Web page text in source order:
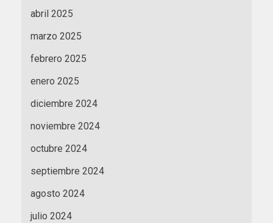
abril 2025
marzo 2025
febrero 2025
enero 2025
diciembre 2024
noviembre 2024
octubre 2024
septiembre 2024
agosto 2024
julio 2024